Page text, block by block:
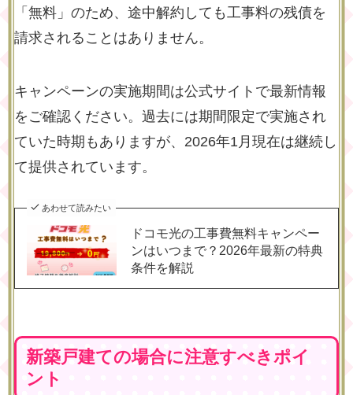
「無料」のため、途中解約しても工事料の残債を
請求されることはありません。
キャンペーンの実施期間は公式サイトで最新情報
をご確認ください。過去には期間限定で実施され
ていた時期もありますが、2026年1月現在は継続し
て提供されています。
あわせて読みたい
ドコモ光の工事費無料キャンペー
ンはいつまで？2026年最新の特典
条件を解説
新築戸建ての場合に注意すべきポイ
ント